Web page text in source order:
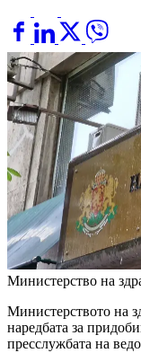
Министерство на
Министерството на
наредбата за
пресслужбата на